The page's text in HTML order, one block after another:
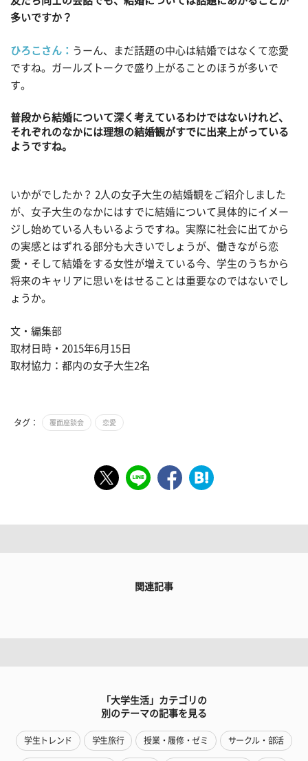
多いですか？
ひろこさん： うーん、まだ話題の中心は結婚ではなくて恋愛
ですね。ガールズトークで盛り上がることのほうが多いで
す。
普段から結婚について深く考えているわけではないけれど、
それぞれのなかには理想の結婚観がすでに出来上がっている
ようですね。
いかがでしたか？ 2人の女子大生の結婚観をご紹介しました
が、女子大生のなかにはすでに結婚について具体的にイメー
ジし始めている人もいるようですね。実際に社会に出てから
の実感とはずれる部分も大きいでしょうが、働きながら恋
愛・そして結婚をする女性が増えている今、学生のうちから
将来のキャリアに思いをはせることは重要なのではないでし
ょうか。
文・編集部
取材日時・2015年6月15日
取材協力：都内の女子大生2名
タグ： 覆面座談会 恋愛
関連記事
「大学生活」カテゴリの
別のテーマの記事を見る
学生トレンド 学生旅行 授業・履修・ゼミ サークル・部活